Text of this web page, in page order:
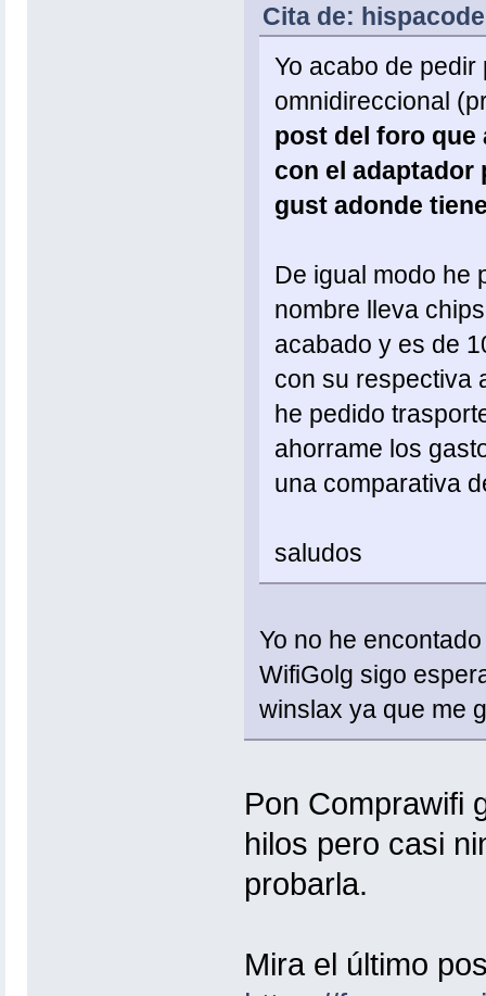
Cita de:
Yo acabo de
omnidireccional
post del foro que
con el adaptador
gust adonde
De igual modo he
nombre lleva
acabado y es de
con su respectiva
he pedido
ahorrame los
una comparativa
saludos
Yo no he
WifiGolg sigo
winslax ya que me
Pon Comprawifi
hilos pero casi
probarla.
Mira el último